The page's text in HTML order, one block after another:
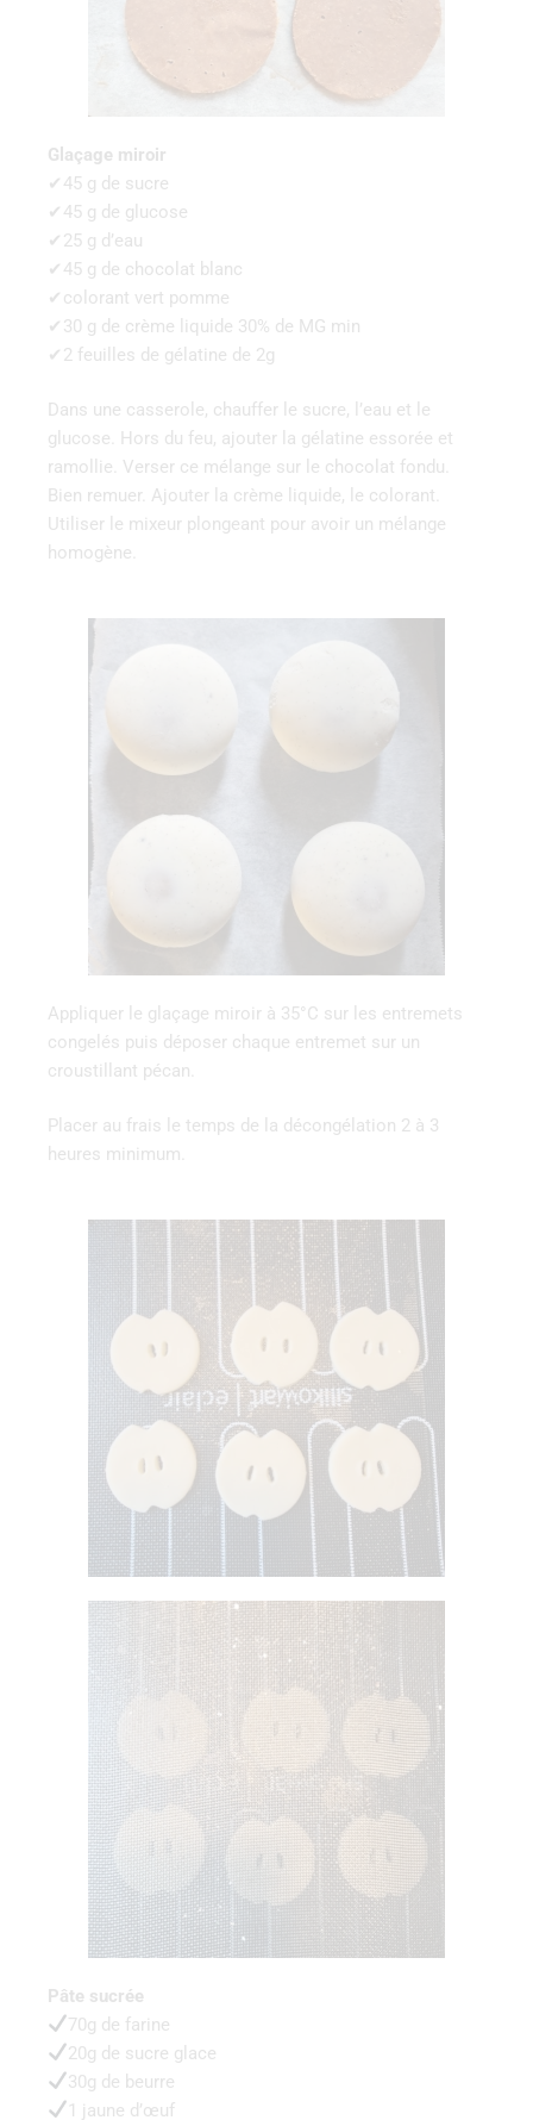
Glaçage miroir
✔45 g de sucre
✔45 g de glucose
✔25 g d’eau
✔45 g de chocolat blanc
✔colorant vert pomme
✔30 g de crème liquide 30% de MG min
✔2 feuilles de gélatine de 2g
Dans une casserole, chauffer le sucre, l’eau et le
glucose. Hors du feu, ajouter la gélatine essorée et
ramollie. Verser ce mélange sur le chocolat fondu.
Bien remuer. Ajouter la crème liquide, le colorant.
Utiliser le mixeur plongeant pour avoir un mélange
homogène.
Appliquer le glaçage miroir à 35°C sur les entremets
congelés puis déposer chaque entremet sur un
croustillant pécan.
Placer au frais le temps de la décongélation 2 à 3
heures minimum.
Pâte sucrée
70g de farine
20g de sucre glace
30g de beurre
1 jaune d’œuf